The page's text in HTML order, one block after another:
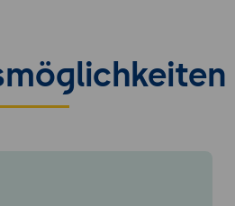
Suricata: Schritt-für-
Benutzeroberfläche